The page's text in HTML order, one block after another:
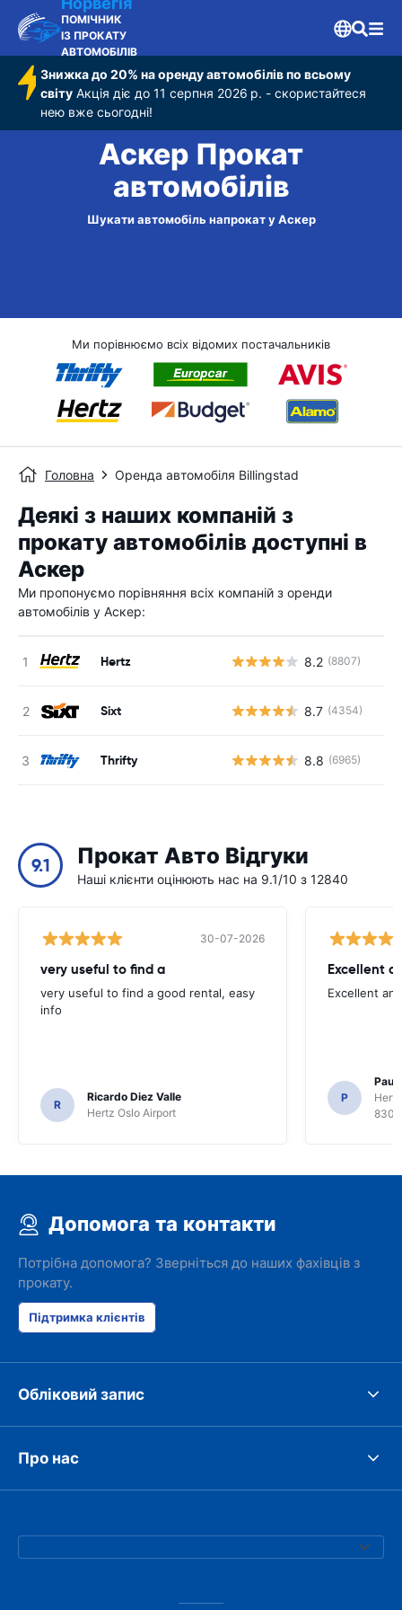
ПОМІЧНИК
ІЗ ПРОКАТУ
АВТОМОБІЛІВ
Знижка до 20% на оренду автомобілів по всьому
світу Акція діє до 11 серпня 2026 р. - скористайтеся
нею вже сьогодні!
Аскер Прокат
автомобілів
Шукати автомобіль напрокат у Аскер
Ми порівнюємо всіх відомих постачальників
Головна Оренда автомобіля Billingstad
Деякі з наших компаній з
прокату автомобілів доступні в
Аскер
Ми пропонуємо порівняння всіх компаній з оренди
автомобілів у Аскер:
Hertz 8.2 (8807)
Sixt 8.7 (4354)
Thrifty 8.8 (6965)
9.1 Прокат Авто Відгуки
Наші клієнти оцінюють нас на 9.1/10 з 12840
30-07-2026
very useful to find a
very useful to find a good rental, easy
info
R
Ricardo Diez Valle
Hertz Oslo Airport
Excellent
Excellent
P
Paul
8300
Допомога та контакти
Потрібна допомога? Зверніться до наших фахівців з
прокату.
Підтримка клієнтів
Обліковий запис
Про нас